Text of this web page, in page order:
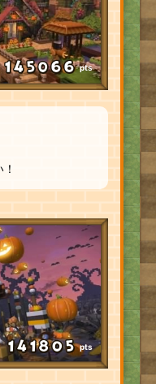
pts
pts